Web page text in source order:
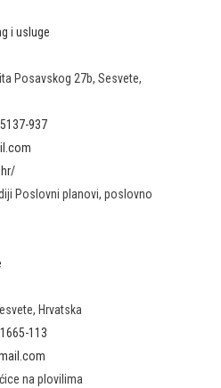
i usluge
Posavskog 27b, Sesvete,
937
Poslovni planovi, poslovno
Hrvatska
113
na plovilima